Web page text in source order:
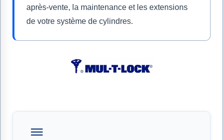
après-vente, la maintenance et les extensions
de votre système de cylindres.